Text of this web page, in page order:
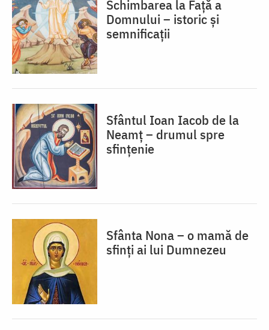
Schimbarea la Față a
Domnului – istoric și
semnificații
Sfântul Ioan Iacob de la
Neamț – drumul spre
sfințenie
Sfânta Nona – o mamă de
sfinți ai lui Dumnezeu